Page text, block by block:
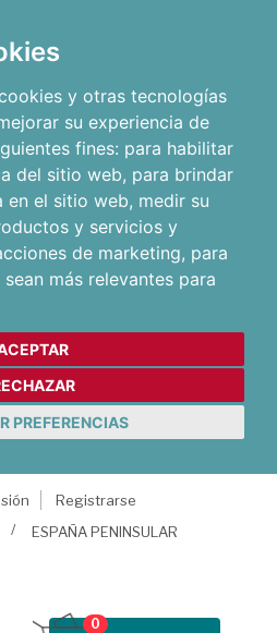
y otras tecnologías
su experiencia de
fines: para habilitar
del sitio web, para brindar
en el sitio web, medir su
y servicios y
de marketing, para
más relevantes para
PREFERENCIAS
Registrarse
ESPAÑA PENINSULAR
0